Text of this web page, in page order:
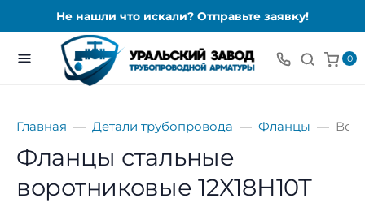
Не нашли что искали? Отправьте заявку!
0
Главная Детали трубопровода Фланцы
Фланцы стальные
воротниковые 12Х18Н10Т